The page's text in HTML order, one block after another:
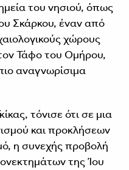
του νησιού, όπως
Σκάρκου, έναν από
χώρους
Τάφο του Ομήρου,
αναγνωρίσιμα
τόνισε ότι σε μια
και προκλήσεων
η συνεχής προβολή
της Ίου